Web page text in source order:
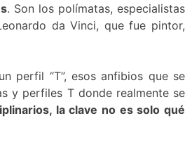
. Son los polímatas, especialistas
da Vinci, que fue pintor,
perfil “T”, esos anfibios que se
y perfiles T donde realmente se
la clave no es solo qué